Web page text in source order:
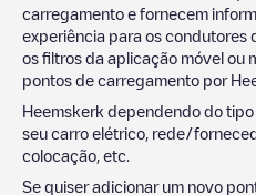
carregamento e fornecem
experiência para os condutores
os filtros da aplicação móvel ou
pontos de carregamento por
Heemskerk dependendo do
seu carro elétrico, rede/
colocação, etc.
Se quiser adicionar um novo